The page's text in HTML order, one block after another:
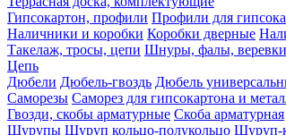
Гипсокартон, профили Профили для
Наличники и коробки Коробки дверные
Такелаж, тросы, цепи Шнуры, фалы, веревки
Цепь
Дюбели Дюбель-гвоздь Дюбель
Саморезы Саморез для гипсокартона и
Гвозди, скобы арматурные Скоба арматурная
Шурупы Шуруп кольцо-полукольцо Шуруп-